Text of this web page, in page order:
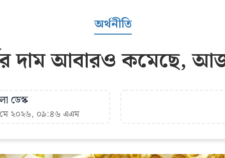
অর্থনীতি
দাম আবারও কমেছে,
ডেস্ক
মে ২০২৬, ০৯:৪৬ এএম